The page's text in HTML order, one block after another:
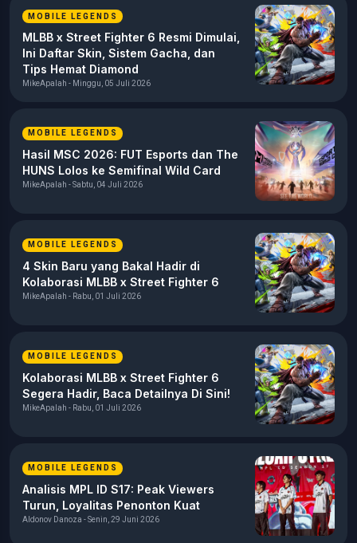
MOBILE LEGENDS
MLBB x Street Fighter 6 Resmi Dimulai,
Ini Daftar Skin, Sistem Gacha, dan
Tips Hemat Diamond
MikeApalah - Minggu, 05 Juli 2026
MOBILE LEGENDS
Hasil MSC 2026: FUT Esports dan The
HUNS Lolos ke Semifinal Wild Card
MikeApalah - Sabtu, 04 Juli 2026
MOBILE LEGENDS
4 Skin Baru yang Bakal Hadir di
Kolaborasi MLBB x Street Fighter 6
MikeApalah - Rabu, 01 Juli 2026
MOBILE LEGENDS
Kolaborasi MLBB x Street Fighter 6
Segera Hadir, Baca Detailnya Di Sini!
MikeApalah - Rabu, 01 Juli 2026
MOBILE LEGENDS
Analisis MPL ID S17: Peak Viewers
Turun, Loyalitas Penonton Kuat
Aldonov Danoza - Senin, 29 Juni 2026